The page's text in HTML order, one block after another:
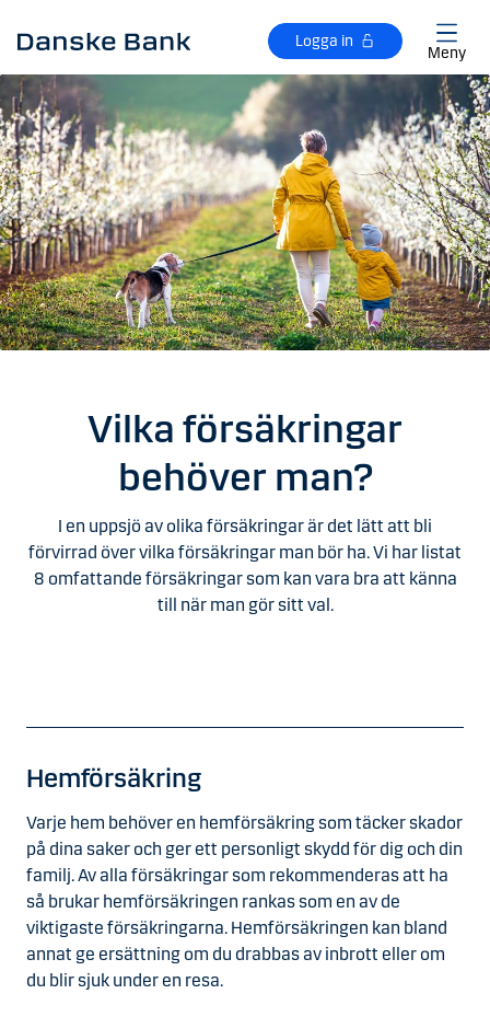
Logga in
Meny
Vilka försäkringar
behöver man?
I en uppsjö av olika försäkringar är det lätt att bli
förvirrad över vilka försäkringar man bör ha. Vi har listat
8 omfattande försäkringar som kan vara bra att känna
till när man gör sitt val.
Hemförsäkring
Varje hem behöver en hemförsäkring som täcker skador
på dina saker och ger ett personligt skydd för dig och din
familj. Av alla försäkringar som rekommenderas att ha
så brukar hemförsäkringen rankas som en av de
viktigaste försäkringarna. Hemförsäkringen kan bland
annat ge ersättning om du drabbas av inbrott eller om
du blir sjuk under en resa.